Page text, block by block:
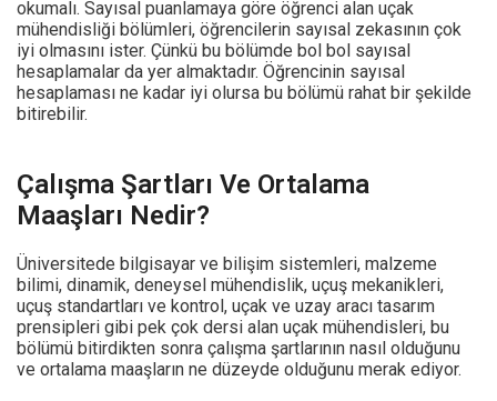
okumalı. Sayısal puanlamaya göre öğrenci alan uçak
mühendisliği bölümleri, öğrencilerin sayısal zekasının çok
iyi olmasını ister. Çünkü bu bölümde bol bol sayısal
hesaplamalar da yer almaktadır. Öğrencinin sayısal
hesaplaması ne kadar iyi olursa bu bölümü rahat bir şekilde
bitirebilir.
Çalışma Şartları Ve Ortalama
Maaşları Nedir?
Üniversitede bilgisayar ve bilişim sistemleri, malzeme
bilimi, dinamik, deneysel mühendislik, uçuş mekanikleri,
uçuş standartları ve kontrol, uçak ve uzay aracı tasarım
prensipleri gibi pek çok dersi alan uçak mühendisleri, bu
bölümü bitirdikten sonra çalışma şartlarının nasıl olduğunu
ve ortalama maaşların ne düzeyde olduğunu merak ediyor.